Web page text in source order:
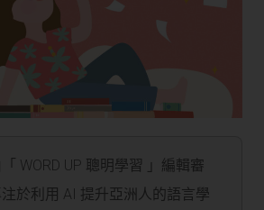
WORD UP 聰明學習 」編輯審
於利用 AI 提升亞洲人的語言學